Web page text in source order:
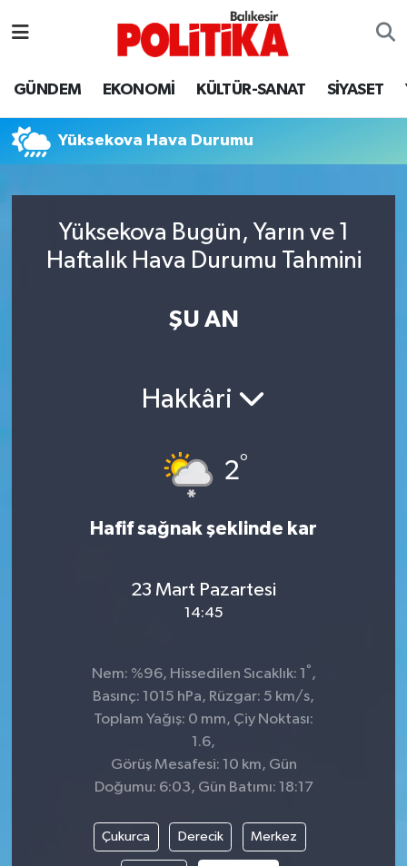
GÜNDEM EKONOMİ KÜLTÜR-SANAT SİYASET
Yüksekova Hava Durumu
Yüksekova Bugün, Yarın ve 1
Haftalık Hava Durumu Tahmini
ŞU AN
Hakkâri
2°
Hafif sağnak şeklinde kar
23 Mart Pazartesi
14:45
Nem: %96, Hissedilen Sıcaklık: 1 ° ,
Basınç: 1015 hPa, Rüzgar: 5 km/s,
Toplam Yağış: 0 mm, Çiy Noktası:
1.6,
Görüş Mesafesi: 10 km, Gün
Doğumu: 6:03, Gün Batımı: 18:17
Çukurca Derecik Merkez
Ayvalık
Balya
Bigadiç
Edremit
Erdek
Gömeç
İvrindi
Balıkesir Hava Durumu
Balıkesir Namaz Vakitleri
Süper Lig Puan Durumu ve Fikstür